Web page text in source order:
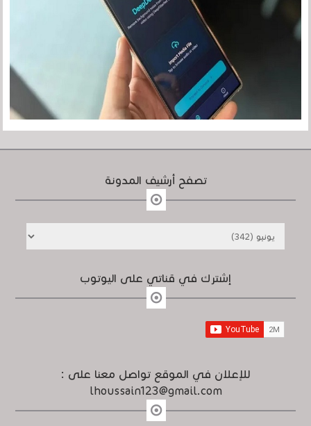
تصفح أرشيف المدونة
إشترك في قناتي على اليوتوب
للإعلان في الموقع تواصل معنا على :
lhoussain123@gmail.com